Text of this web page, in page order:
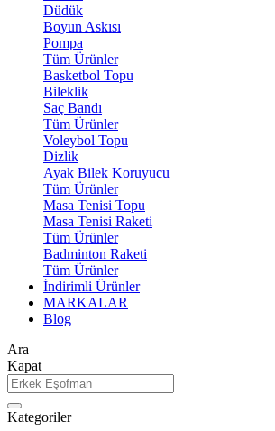
Düdük
Boyun Askısı
Pompa
Tüm Ürünler
Basketbol Topu
Bileklik
Saç Bandı
Tüm Ürünler
Voleybol Topu
Dizlik
Ayak Bilek Koruyucu
Tüm Ürünler
Masa Tenisi Topu
Masa Tenisi Raketi
Tüm Ürünler
Badminton Raketi
Tüm Ürünler
İndirimli Ürünler
MARKALAR
Blog
Ara
Kapat
Kategoriler